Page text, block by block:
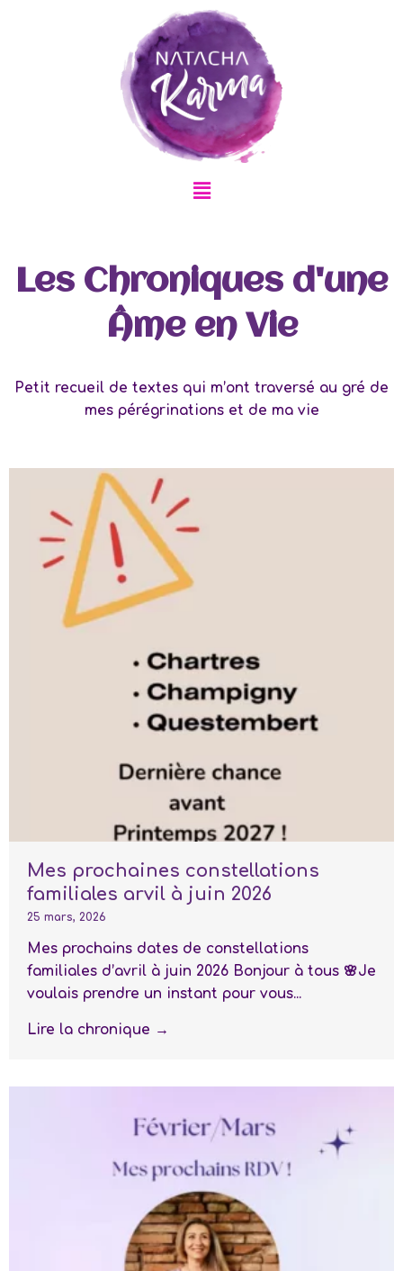
Menu
Les Chroniques d'une
Âme en Vie
Petit recueil de textes qui m’ont traversé au gré de
mes pérégrinations et de ma vie
Mes prochaines constellations
familiales arvil à juin 2026
25 mars, 2026
Mes prochains dates de constellations
familiales d’avril à juin 2026 Bonjour à tous 🌸Je
voulais prendre un instant pour vous...
Lire la chronique →